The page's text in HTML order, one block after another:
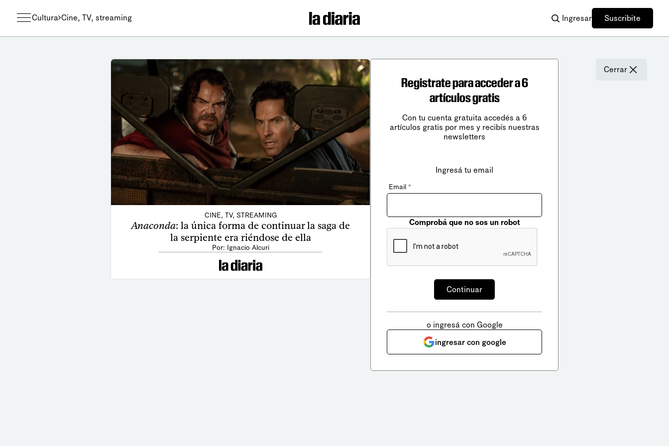
Cultura Cine, TV, streaming Ingresar Suscribite
CINE, TV, STREAMING
Anaconda: la única forma de continuar la saga de
la serpiente era riéndose de ella
Por: Ignacio Alcuri
Cerrar
Registrate para acceder a 6
artículos gratis
Con tu cuenta gratuita accedés a 6
artículos gratis por mes y recibís nuestras
newsletters
Ingresá tu email
Email *
Comprobá que no sos un robot
o ingresá con Google
ingresar con google